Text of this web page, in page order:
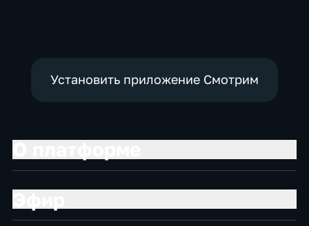
Установить приложение Смотрим